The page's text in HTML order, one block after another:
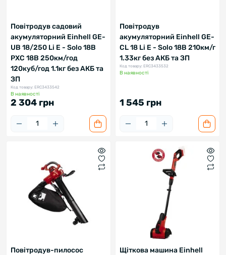
Повітродув садовий
акумуляторний Einhell GE-
UB 18/250 Li E - Solo 18В
PXC 18В 250км/год
120куб/год 1.1кг без АКБ та
ЗП
Код товару: ERC3433542
В наявності
2 304 грн
Повітродув
акумуляторний Einhell GE-
CL 18 Li E - Solo 18В 210км/г
1.33кг без АКБ та ЗП
Код товару: ERC3433532
В наявності
1 545 грн
Повітродув-пилосос
Щіткова машина Einhell